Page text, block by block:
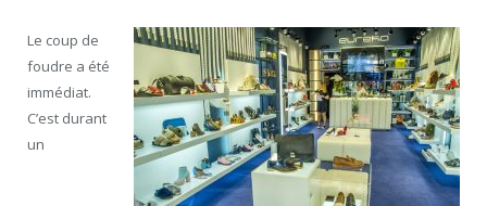
Le coup de
foudre a été
immédiat.
C’est durant
un